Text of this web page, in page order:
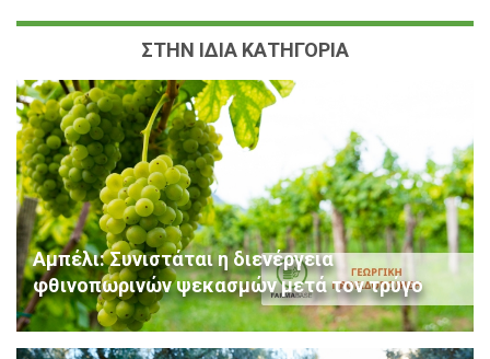
ΣΤΗΝ ΙΔΙΑ ΚΑΤΗΓΟΡΙΑ
Αμπέλι: Συνιστάται η διενέργεια
φθινοπωρινών ψεκασμών μετά τον τρύγο